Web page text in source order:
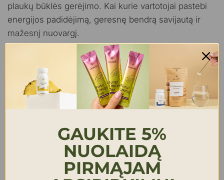
plaukų būklės gerėjimo. Kai kurie vartotojai pastebi
energijos padidėjimą, geresnę bendrą savijautą ir
mažesnį nuovargį.
Naudojimas sporte ir aktyviam gyvenimui
Sportininkai ir aktyviai gyvenantys žmonės chlorellą
naudoja dėl baltymų ir mikroelementų gausos, kuri
krūvio. Chlorella gali prisidėti prie ištvermės
didinimo, o geležis ir kiti mineralai svarbūs energijos
apykaitai bei bendrai organizmo funkcijai palaikyti.
GAUKITE 5%
NUOLAIDĄ
PIRMĄJAM